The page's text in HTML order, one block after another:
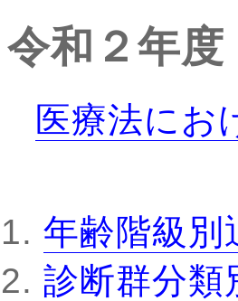
令和２年度
医療法にお
年齢階級別
診断群分類